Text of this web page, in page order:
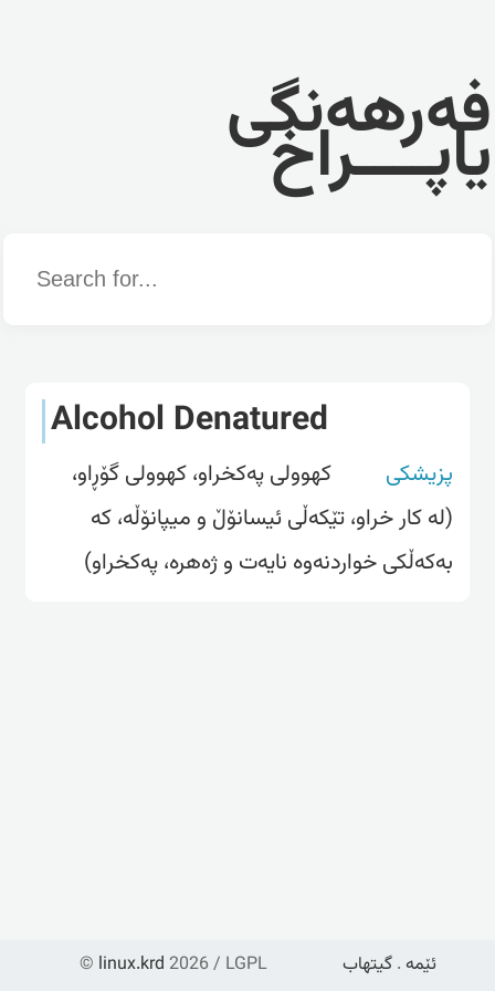
فەرهەنگی
یاپــــراخ
Word
Alcohol Denatured
پزیشکی
کهوولی پەکخراو، کهوولی گۆڕاو،
(لە کار خراو، تێکەڵی ئیسانۆڵ و میپانۆڵە، کە
بەکەڵکی خواردنەوە نایەت و ژەهرە، پەکخراو)
© linux.krd 2026 / LGPL ئێمە . گیتهاب